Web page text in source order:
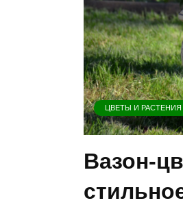
ЦВЕТЫ И РАСТЕНИЯ
Вазон-